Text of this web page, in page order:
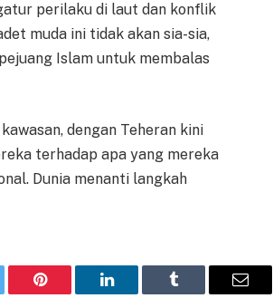
perilaku di laut dan konflik
muda ini tidak akan sia-sia,
Islam untuk membalas
dengan Teheran kini
terhadap apa yang mereka
Dunia menanti langkah
Pinterest LinkedIn Tumblr Email